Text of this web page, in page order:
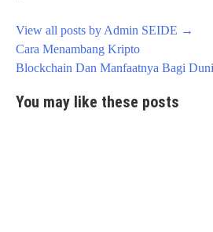
View all posts by Admin SEIDE →
Post
navigation
Cara Menambang Kripto
Blockchain Dan Manfaatnya Bagi
You may like these posts